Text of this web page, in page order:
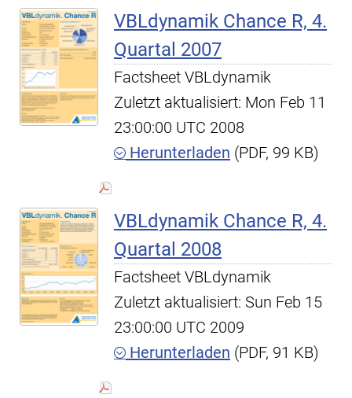
VBLdynamik Chance R, 4.
Quartal 2007
Factsheet VBLdynamik
Zuletzt aktualisiert: Mon Feb 11
23:00:00 UTC 2008
Herunterladen (PDF, 99 KB)
VBLdynamik Chance R, 4.
Quartal 2008
Factsheet VBLdynamik
Zuletzt aktualisiert: Sun Feb 15
23:00:00 UTC 2009
Herunterladen (PDF, 91 KB)